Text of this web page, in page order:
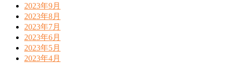
2023年9月
2023年8月
2023年7月
2023年6月
2023年5月
2023年4月